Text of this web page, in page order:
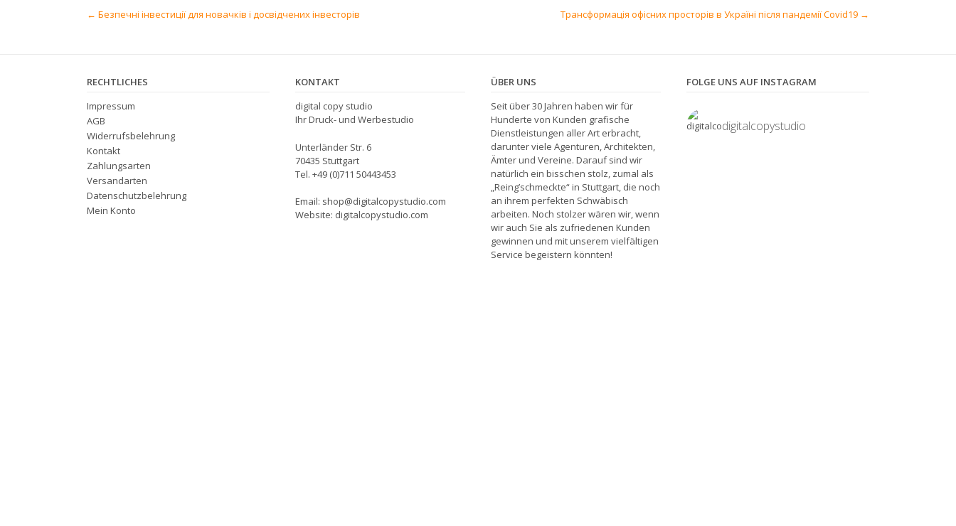
Post
← Безпечні інвестиції для новачків і досвідчених інвесторів Трансформація офісних просторів в Україні після пандемії Covid19 →
RECHTLICHES
Impressum
AGB
Widerrufsbelehrung
Kontakt
Zahlungsarten
Versandarten
Datenschutzbelehrung
Mein Konto
KONTAKT
digital copy studio
Ihr Druck- und Werbestudio
Unterländer Str. 6
70435 Stuttgart
Tel. +49 (0)711 50443453
Email: shop@digitalcopystudio.com
Website: digitalcopystudio.com
ÜBER UNS
Seit über 30 Jahren haben wir für
Hunderte von Kunden grafische
Dienstleistungen aller Art erbracht,
darunter viele Agenturen, Architekten,
Ämter und Vereine. Darauf sind wir
natürlich ein bisschen stolz, zumal als
„Reing’schmeckte“ in Stuttgart, die noch
an ihrem perfekten Schwäbisch
arbeiten. Noch stolzer wären wir, wenn
wir auch Sie als zufriedenen Kunden
gewinnen und mit unserem vielfältigen
Service begeistern könnten!
FOLGE UNS AUF INSTAGRAM
digitalcopystudio